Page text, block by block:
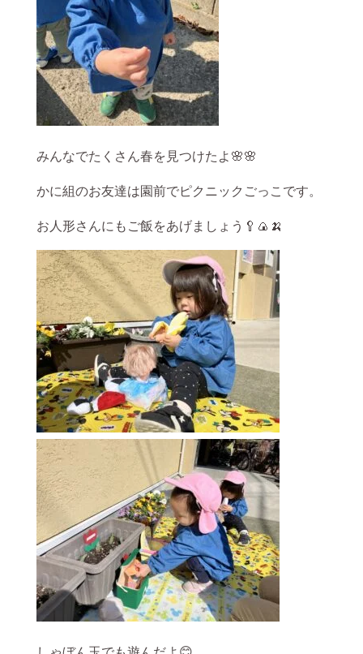
みんなでたくさん春を見つけたよ🌸🌸
かに組のお友達は園前でピクニックごっこです。
お人形さんにもご飯をあげましょう🥄🍙🍌